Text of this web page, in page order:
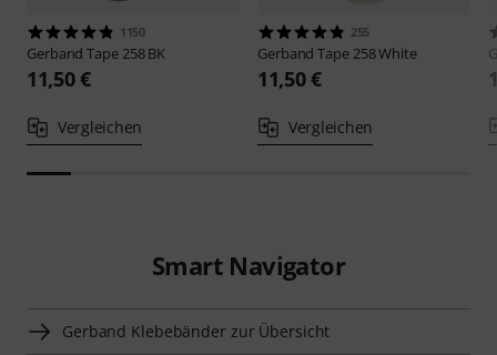
1150
GerbandTape 258 BK
11,50 €
Vergleichen
255
GerbandTape 258 White
11,50 €
Vergleichen
Smart Navigator
Gerband Klebebänder zur Übersicht